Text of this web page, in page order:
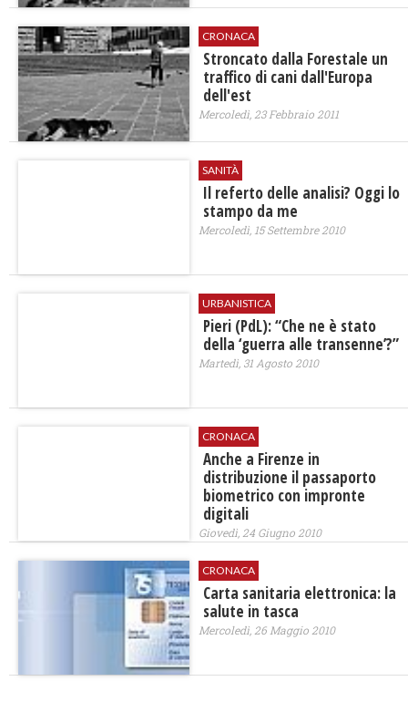
CRONACA
Stroncato dalla Forestale un
traffico di cani dall'Europa
dell'est
Mercoledì, 23 Febbraio 2011
SANITÀ
Il referto delle analisi? Oggi lo
stampo da me
Mercoledì, 15 Settembre 2010
URBANISTICA
Pieri (PdL): “Che ne è stato
della ‘guerra alle transenne’?”
Martedì, 31 Agosto 2010
CRONACA
Anche a Firenze in
distribuzione il passaporto
biometrico con impronte
digitali
Giovedì, 24 Giugno 2010
CRONACA
Carta sanitaria elettronica: la
salute in tasca
Mercoledì, 26 Maggio 2010